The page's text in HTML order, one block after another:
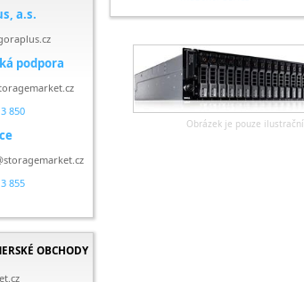
a.s.
podpora
850
855
OBCHODY
Obrázek je pouze ilustrační